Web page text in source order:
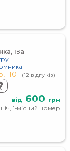
18а
10 (12 відгуків)
від 600 грн
ніч, 1-місний номер